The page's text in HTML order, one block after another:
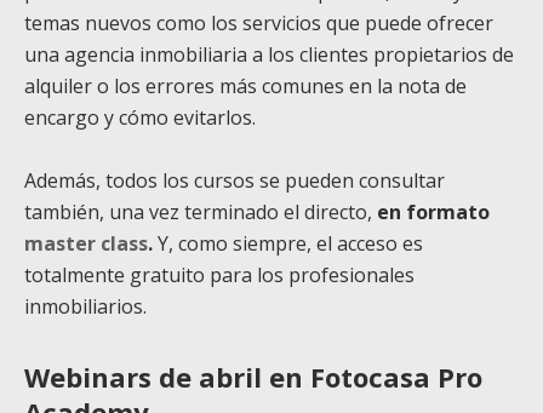
temas nuevos como los servicios que puede ofrecer
una agencia inmobiliaria a los clientes propietarios de
alquiler o los errores más comunes en la nota de
encargo y cómo evitarlos.
Además, todos los cursos se pueden consultar
también, una vez terminado el directo, en formato
master class.Y, como siempre, el acceso es
totalmente gratuito para los profesionales
inmobiliarios.
Webinars de abril en Fotocasa Pro